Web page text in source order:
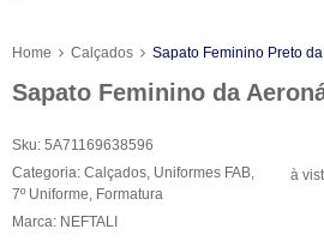
Home Calçados Sapato Feminino Preto
Sapato Feminino da
Sku: 5A71169638596
Categoria: Calçados Uniformes FAB
7º Uniforme Formatura
Marca: NEFTALI
à